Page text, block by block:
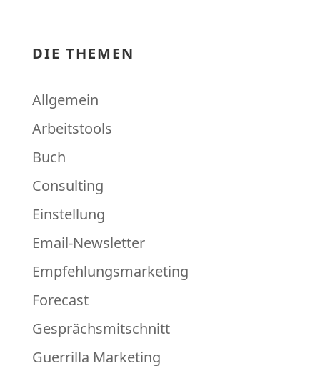
DIE THEMEN
Allgemein
Arbeitstools
Buch
Consulting
Einstellung
Email-Newsletter
Empfehlungsmarketing
Forecast
Gesprächsmitschnitt
Guerrilla Marketing